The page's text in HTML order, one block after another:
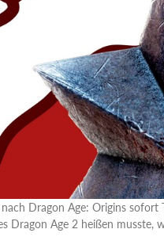
Dragon Age: Origins
Dragon Age 2 heißen musste,